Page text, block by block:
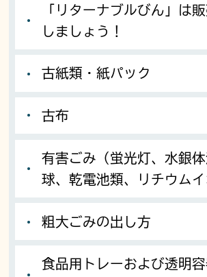
「リターナブルびん」は
しましょう！
古紙類・紙パック
古布
有害ごみ（蛍光灯、水銀
球、乾電池類、リチウムイ
粗大ごみの出し方
食品用トレーおよび透明容